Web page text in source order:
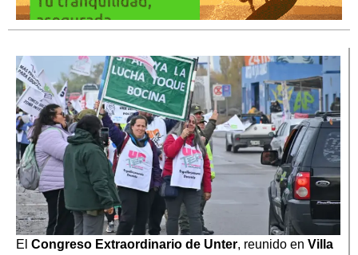
El Congreso Extraordinario de Unter, reunido en Villa